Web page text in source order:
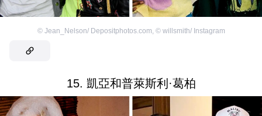
© Jean_Nelson/ Depositphotos.com, © willsmith/ Instagram
15. 凱亞和普萊斯利·葛柏